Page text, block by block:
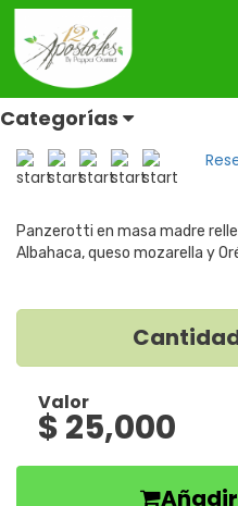
Categorías
Inicio Categorías
Panzerotti
Panzerotti
REF: PANZEROTTI NAPOLITANO
Panzerotti en masa madre
Albahaca, queso mozarella y
Valor
$ 25,000